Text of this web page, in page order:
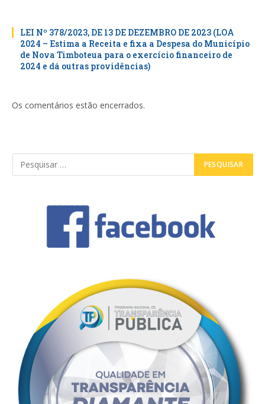
LEI Nº 378/2023, DE 13 DE DEZEMBRO DE 2023 (LOA
2024 – Estima a Receita e fixa a Despesa do Município
de Nova Timboteua para o exercício financeiro de
2024 e dá outras providências)
Os comentários estão encerrados.